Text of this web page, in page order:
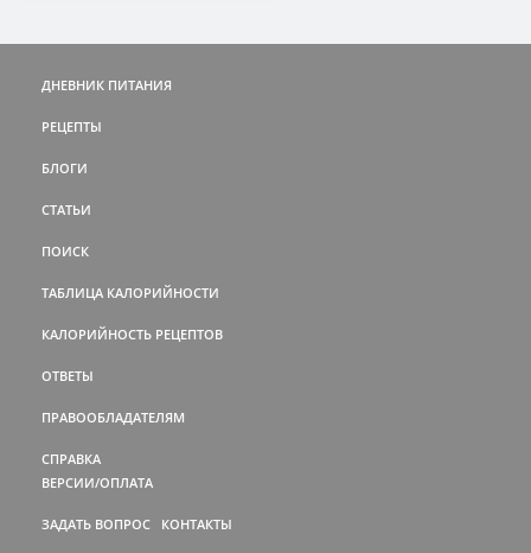
ДНЕВНИК ПИТАНИЯ
РЕЦЕПТЫ
БЛОГИ
СТАТЬИ
ПОИСК
ТАБЛИЦА КАЛОРИЙНОСТИ
КАЛОРИЙНОСТЬ РЕЦЕПТОВ
ОТВЕТЫ
ПРАВООБЛАДАТЕЛЯМ
СПРАВКА
ВЕРСИИ/ОПЛАТА
ЗАДАТЬ ВОПРОС КОНТАКТЫ